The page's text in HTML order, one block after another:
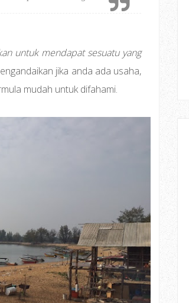
untuk mendapat sesuatu yang
jika anda ada usaha,
mudah untuk difahami.